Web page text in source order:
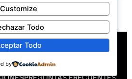
POLÍTICAS DE PRIVACIDAD
DERECHOS DE AUTOR
DE DATOS PERSONALES
Customize
Todo
Todo
by